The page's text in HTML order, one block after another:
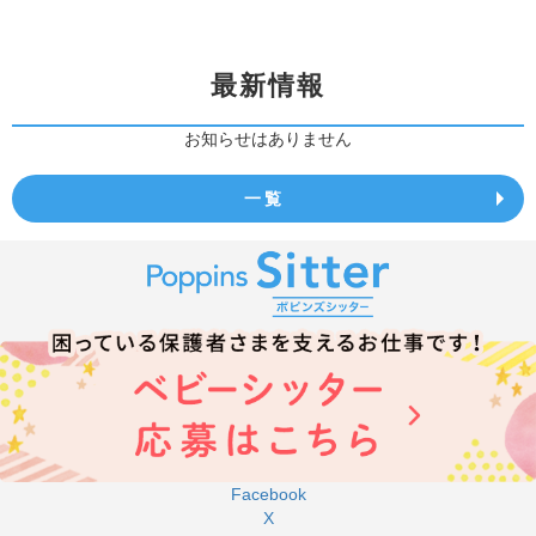
最新情報
お知らせはありません
一覧
Facebook
X